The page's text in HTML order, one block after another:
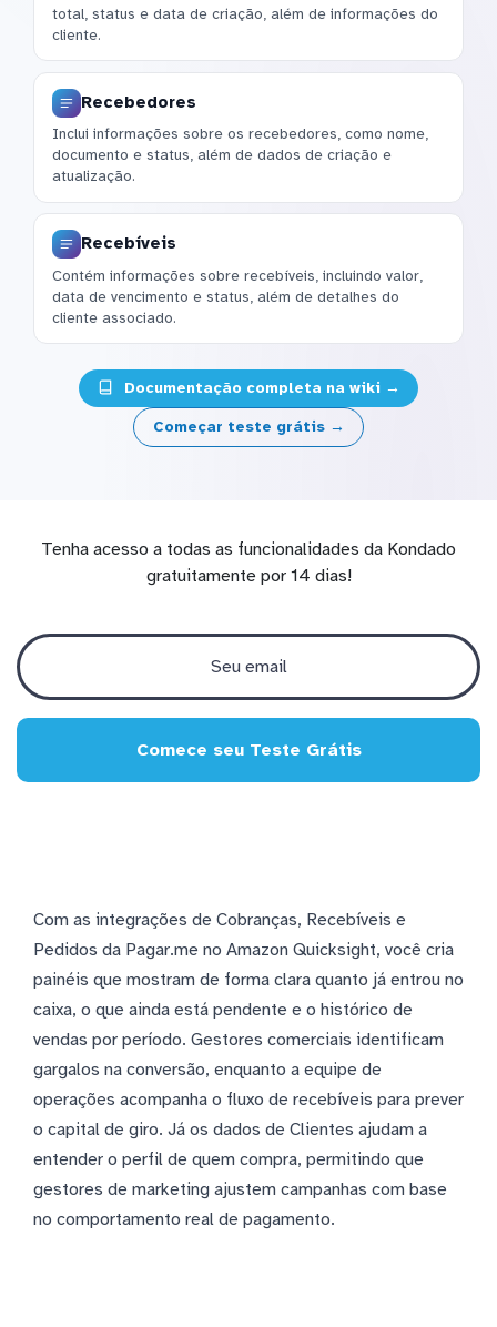
total, status e data de criação, além de informações do
cliente.
Recebedores
Inclui informações sobre os recebedores, como nome,
documento e status, além de dados de criação e
atualização.
Recebíveis
Contém informações sobre recebíveis, incluindo valor,
data de vencimento e status, além de detalhes do
cliente associado.
Documentação completa na wiki →
Começar teste grátis →
Tenha acesso a todas as funcionalidades da Kondado
gratuitamente por 14 dias!
Comece seu Teste Grátis
Com as integrações de Cobranças, Recebíveis e
Pedidos da Pagar.me no Amazon Quicksight, você cria
painéis que mostram de forma clara quanto já entrou no
caixa, o que ainda está pendente e o histórico de
vendas por período. Gestores comerciais identificam
gargalos na conversão, enquanto a equipe de
operações acompanha o fluxo de recebíveis para prever
o capital de giro. Já os dados de Clientes ajudam a
entender o perfil de quem compra, permitindo que
gestores de marketing ajustem campanhas com base
no comportamento real de pagamento.